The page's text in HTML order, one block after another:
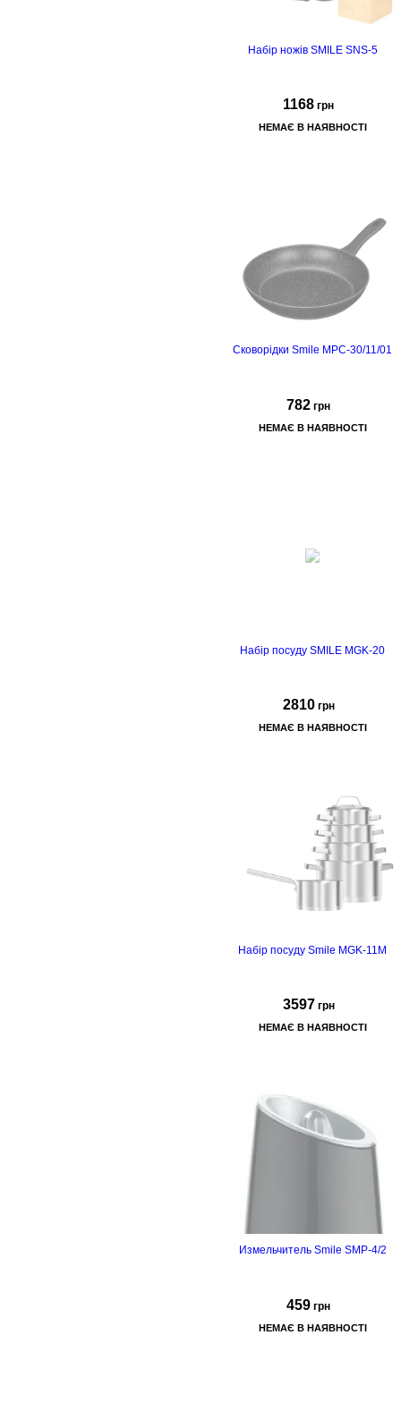
Набір ножів SMILE SNS-5
1168 грн
НЕМАЄ В НАЯВНОСТІ
з нековзним покриттям
touch
Сковорідки Smile MPC-30/11/01
782 грн
НЕМАЄ В НАЯВНОСТІ
Набір посуду SMILE MGK-20
2810 грн
НЕМАЄ В НАЯВНОСТІ
особливістю
каструль є енергозберігаюче
, яке має дев'ять
Кришки виготовляються
жароміцного скла, що дає
можливість при закритій кришці
бачити весь процес
Набір посуду Smile MGK-11M
3597 грн
НЕМАЄ В НАЯВНОСТІ
сталі
багатошарове товсте
дно, рівномірно розсіює тепло
Измельчитель Smile SMP-4/2
459 грн
НЕМАЄ В НАЯВНОСТІ